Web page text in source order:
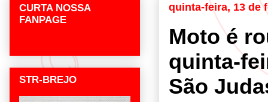
quinta-feira, 13 de
Moto é
quinta-
São
CURTA NOSSA
FANPAGE
STR-BREJO